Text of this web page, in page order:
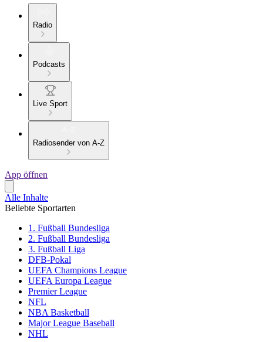
Radio
Podcasts
Live Sport
Radiosender von A-Z
App öffnen
Alle Inhalte
Beliebte Sportarten
1. Fußball Bundesliga
2. Fußball Bundesliga
3. Fußball Liga
DFB-Pokal
UEFA Champions League
UEFA Europa League
Premier League
NFL
NBA Basketball
Major League Baseball
NHL